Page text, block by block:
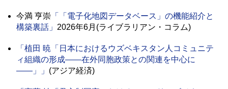
今満 亨崇 「「電子化地図データベース」の機能紹介と
構築裏話」 2026年6月(ライブラリアン・コラム)
「植田 暁「日本におけるウズベキスタン人コミュニテ
ィ組織の形成――在外同胞政策との関連を中心に
――」」 (アジア経済)